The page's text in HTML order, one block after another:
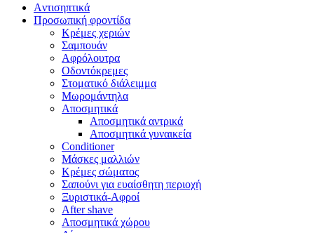
Aντισηπτικά
Προσωπική φροντίδα
Κρέμες χεριών
Σαμπουάν
Αφρόλουτρα
Οδοντόκρεμες
Στοματικό διάλειμμα
Μωρομάντηλα
Αποσμητικά
Αποσμητικά αντρικά
Αποσμητικά γυναικεία
Conditioner
Μάσκες μαλλιών
Κρέμες σώματος
Σαπούνι για ευαίσθητη περιοχή
Ξυριστικά-Αφροί
After shave
Αποσμητικά χώρου